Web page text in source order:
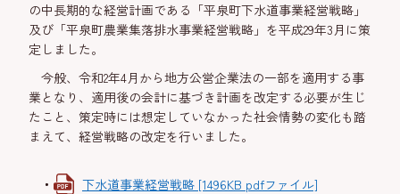
の中長期的な経営計画である「平泉町下水道事業経営戦略」
及び「平泉町農業集落排水事業経営戦略」を平成29年3月に策
定しました。
今般、令和2年4月から地方公営企業法の一部を適用する事
業となり、適用後の会計に基づき計画を改定する必要が生じ
たこと、策定時には想定していなかった社会情勢の変化も踏
まえて、経営戦略の改定を行いました。
下水道事業経営戦略 [1496KB pdfファイル]